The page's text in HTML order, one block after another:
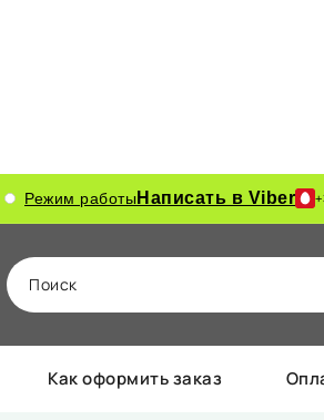
Режим работы Написать в Viber
Поиск
Как оформить заказ